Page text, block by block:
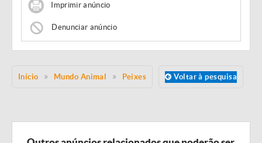
Imprimir anúncio
Denunciar anúncio
Início Mundo Animal Peixes Voltar à pesquisa